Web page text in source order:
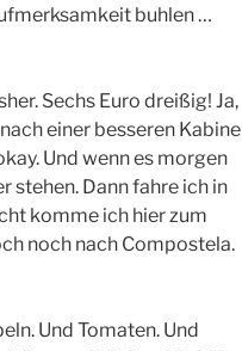
buhlen …
Sechs Euro dreißig! Ja,
einer besseren Kabine
Und wenn es morgen
stehen. Dann fahre ich in
komme ich hier zum
noch nach Compostela.
Und Tomaten. Und